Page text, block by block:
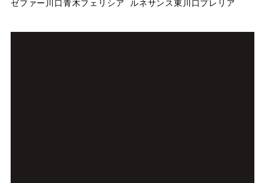
ゼフ ァー 川 口青木フ ェ リ シア ルネサン ス東 川 口プレ リ ア